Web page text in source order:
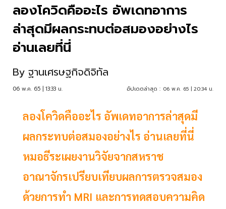
ลองโควิดคืออะไร อัพเดทอาการ
ล่าสุดมีผลกระทบต่อสมองอย่างไร
อ่านเลยที่นี่
By ฐานเศรษฐกิจดิจิทัล
06 พ.ค. 65 | 13:33 น. อัปเดตล่าสุด : 06 พ.ค. 65 | 20:34 น.
ลองโควิดคืออะไร อัพเดทอาการล่าสุดมี
ผลกระทบต่อสมองอย่างไร อ่านเลยที่นี่
หมอธีระเผยงานวิจัยจากสหราช
อาณาจักรเปรียบเทียบผลการตรวจสมอง
ด้วยการทำ MRI และการทดสอบความคิด